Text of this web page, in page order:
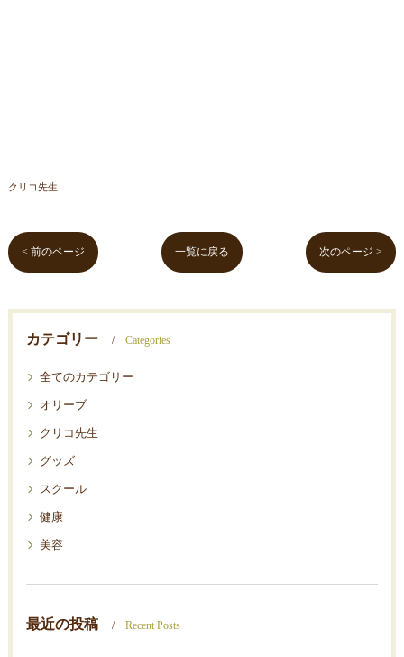
クリコ先生
< 前のページ 一覧に戻る 次のページ >
カテゴリー Categories
全てのカテゴリー
オリーブ
クリコ先生
グッズ
スクール
健康
美容
最近の投稿 Recent Posts